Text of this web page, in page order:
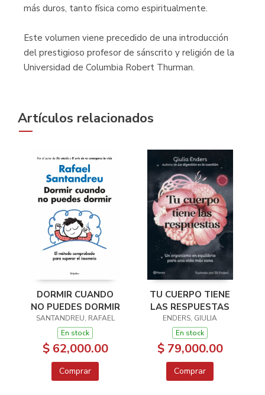
más duros, tanto física como espiritualmente.
Este volumen viene precedido de una introducción
del prestigioso profesor de sánscrito y religión de la
Universidad de Columbia Robert Thurman.
Artículos relacionados
DORMIR CUANDO
NO PUEDES DORMIR
SANTANDREU, RAFAEL
En stock
$ 62,000.00
Comprar
TU CUERPO TIENE
LAS RESPUESTAS
ENDERS, GIULIA
En stock
$ 79,000.00
Comprar